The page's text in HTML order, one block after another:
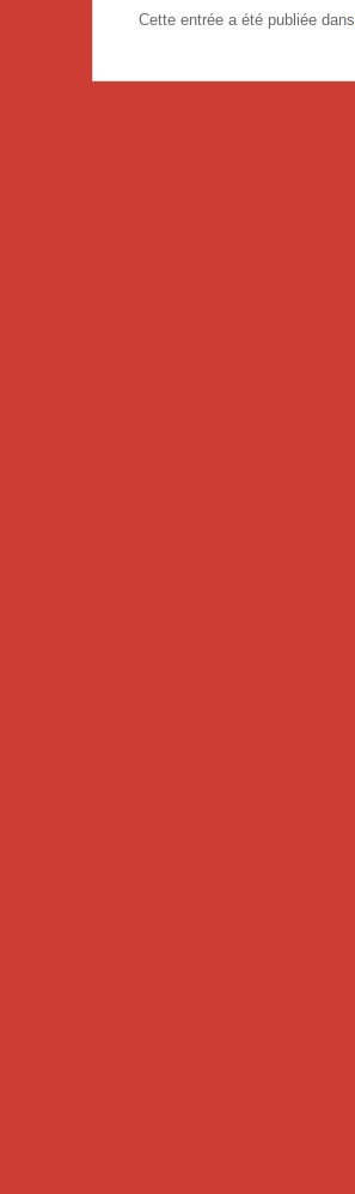
Cette entrée a été publiée dans